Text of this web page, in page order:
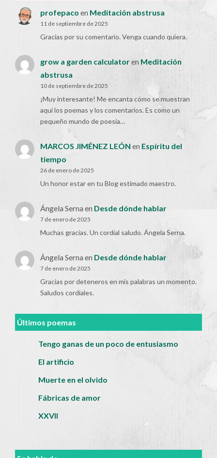
profepaco en Meditación abstrusa
11 de septiembre de 2025
Gracias por su comentario. Venga cuando quiera.
grow a garden calculatoren Meditación
abstrusa
10 de septiembre de 2025
¡Muy interesante! Me encanta cómo se muestran
aquí los poemas y los comentarios. Es como un
pequeño mundo de poesía…
MARCOS JIMÉNEZ LEÓN en Espíritu del
tiempo
26 de enero de 2025
Un honor estar en tu Blog estimado maestro.
Ángela Serna en Desde dónde hablar
7 de enero de 2025
Muchas gracias. Un cordial saludo. Ángela Serna.
Ángela Serna en Desde dónde hablar
7 de enero de 2025
Gracias por deteneros en mis palabras un momento.
Saludos cordiales.
Últimos poemas
Tengo ganas de un poco de entusiasmo
El artificio
Muerte en el olvido
Fábricas de amor
XXVII